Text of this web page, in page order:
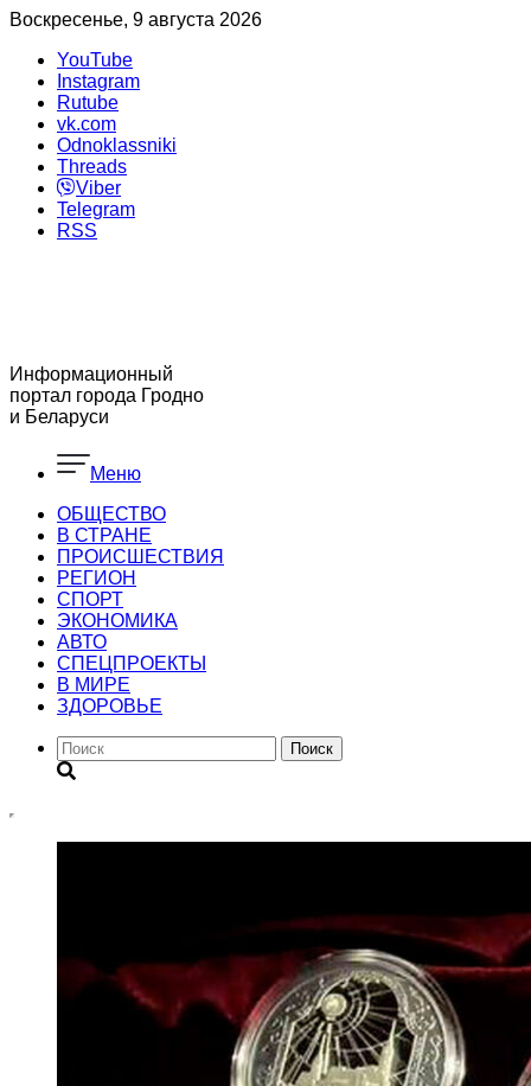
Воскресенье, 9 августа 2026
YouTube
Instagram
Rutube
vk.com
Odnoklassniki
Threads
Viber
Telegram
RSS
Информационный
портал города Гродно
и Беларуси
Меню
ОБЩЕСТВО
В СТРАНЕ
ПРОИСШЕСТВИЯ
РЕГИОН
CПОРТ
ЭКОНОМИКА
АВТО
СПЕЦПРОЕКТЫ
В МИРЕ
ЗДОРОВЬЕ
Поиск